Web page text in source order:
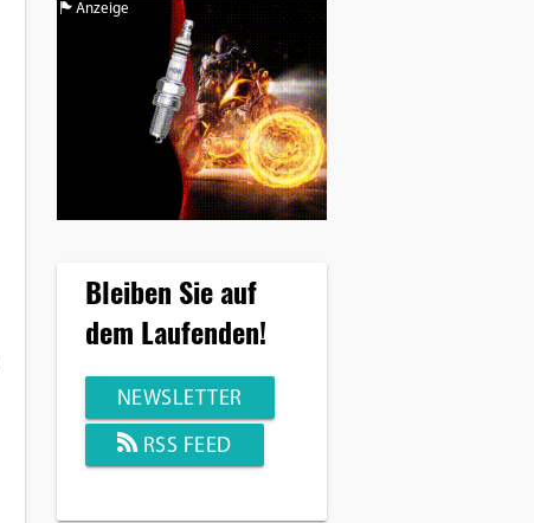
Anzeige
Bleiben Sie auf
dem Laufenden!
NEWSLETTER
RSS FEED